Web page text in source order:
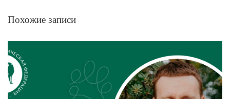
Похожие записи